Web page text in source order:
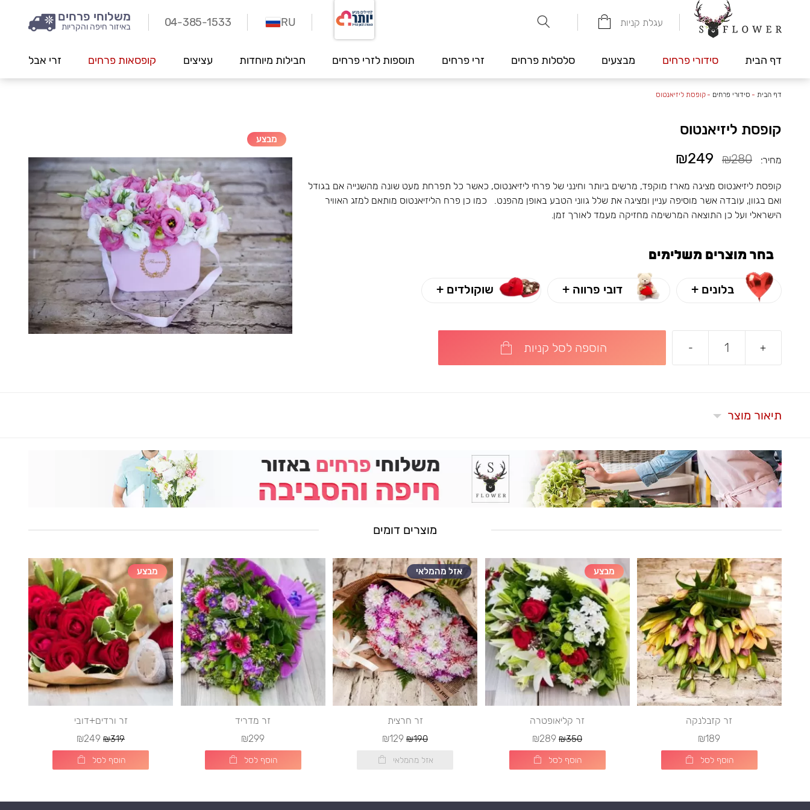
עגלת קניות משלוחי פרחים
באיזור חיפה והקריות 04-385-1533 RU
דף הבית סידורי פרחים מבצעים סלסלות פרחים זרי פרחים תוספות לזרי פרחים חבילות מיוחדות עציצים קופסאות פרחים זרי אבל
דף הבית - סידורי פרחים -קופסת ליזיאנטוס
קופסת ליזיאנטוס
מחיר: ₪280
₪249
קופסת ליזיאנטוס מציגה מארז מוקפד, מרשים ביותר וחינני של פרחי ליזיאנטוס, כאשר כל תפרחת מעט שונה מהשנייה אם בגודל
ואם בגוון, עובדה אשר מוסיפה עניין ומציגה את שלל גווני הטבע באופן מהפנט. כמו כן פרח הליזיאנטוס מותאם למזג האוויר
הישראלי ועל כן התוצאה המרשימה מחזיקה מעמד לאורך זמן.
בחר מוצרים משלימים
בלונים + דובי פרווה + שוקולדים +
+
- הוספה לסל קניות
מבצע
תיאור מוצר
מוצרים דומים
זר קזבלנקה
₪189
הוסף לסל
מבצע
זר קליאופטרה
₪350
₪289
הוסף לסל
אזל מהמלאי
זר חרצית
₪190
₪129
אזל מהמלאי
זר מדריד
₪299
הוסף לסל
מבצע
זר ורדים+דובי
₪319
₪249
הוסף לסל